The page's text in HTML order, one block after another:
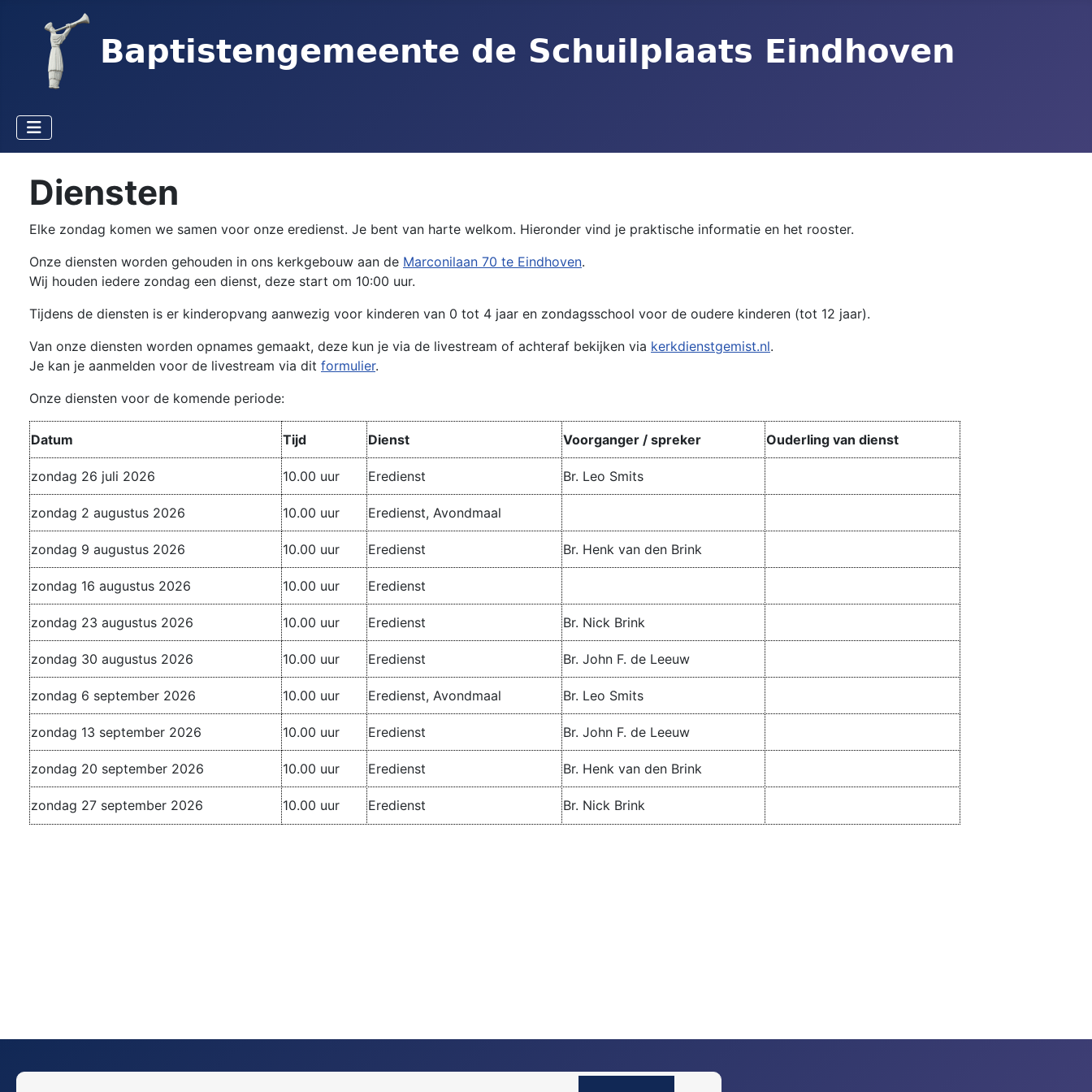
Diensten
Elke zondag komen we samen voor onze eredienst. Je bent van harte welkom. Hieronder vind je praktische informatie en het rooster.
Onze diensten worden gehouden in ons kerkgebouw aan de Marconilaan 70 te Eindhoven.
Wij houden iedere zondag een dienst, deze start om 10:00 uur.
Tijdens de diensten is er kinderopvang aanwezig voor kinderen van 0 tot 4 jaar en zondagsschool voor de oudere kinderen (tot 12 jaar).
Van onze diensten worden opnames gemaakt, deze kun je via de livestream of achteraf bekijken via kerkdienstgemist.nl.
Je kan je aanmelden voor de livestream via dit formulier.
Onze diensten voor de komende periode:
Datum Tijd Dienst Voorganger / spreker Ouderling van dienst
zondag 26 juli 2026 10.00 uur Eredienst Br. Leo Smits
zondag 2 augustus 2026 10.00 uur Eredienst, Avondmaal
zondag 9 augustus 2026 10.00 uur Eredienst Br. Henk van den Brink
zondag 16 augustus 2026 10.00 uur Eredienst
zondag 23 augustus 2026 10.00 uur Eredienst Br. Nick Brink
zondag 30 augustus 2026 10.00 uur Eredienst Br. John F. de Leeuw
zondag 6 september 2026 10.00 uur Eredienst, Avondmaal Br. Leo Smits
zondag 13 september 2026 10.00 uur Eredienst Br. John F. de Leeuw
zondag 20 september 2026 10.00 uur Eredienst Br. Henk van den Brink
zondag 27 september 2026 10.00 uur Eredienst Br. Nick Brink